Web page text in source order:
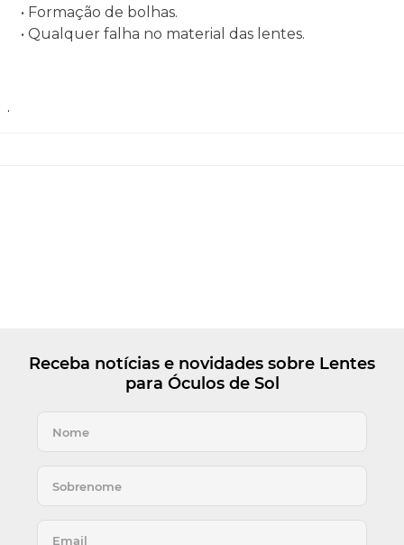
• Formação de bolhas.
• Qualquer falha no material das lentes.
.
Receba notícias e novidades sobre Lentes
para Óculos de Sol